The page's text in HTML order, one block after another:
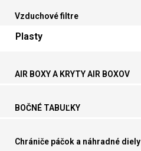
Vzduchové filtre
Plasty
AIR BOXY A KRYTY AIR BOXOV
BOČNÉ TABUĽKY
Chrániče páčok a náhradné diely